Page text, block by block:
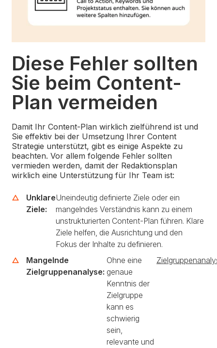
Diese Fehler sollten
Sie beim Content-
Plan vermeiden
Damit Ihr Content-Plan wirklich zielführend ist und
Sie effektiv bei der Umsetzung Ihrer Content
Strategie unterstützt, gibt es einige Aspekte zu
beachten. Vor allem folgende Fehler sollten
vermieden werden, damit der Redaktionsplan
wirklich eine Unterstützung für Ihr Team ist:
Unklare
Ziele:
Uneindeutig definierte Ziele oder ein
mangelndes Verständnis kann zu einem
unstrukturierten Content-Plan führen. Klare
Ziele helfen, die Ausrichtung und den
Fokus der Inhalte zu definieren.
Mangelnde
Zielgruppenanalyse:
Ohne eine
genaue
Kenntnis der
Zielgruppe
kann es
schwierig
sein,
relevante und